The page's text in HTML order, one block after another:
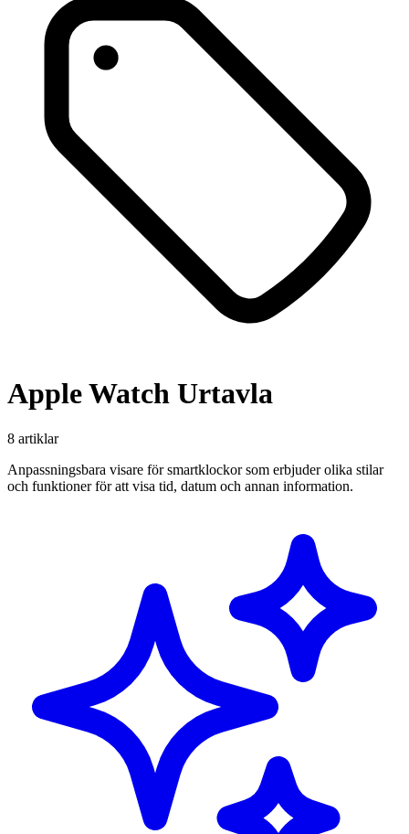
Apple Watch Urtavla
8 artiklar
Anpassningsbara visare för smartklockor som erbjuder olika stilar
och funktioner för att visa tid, datum och annan information.